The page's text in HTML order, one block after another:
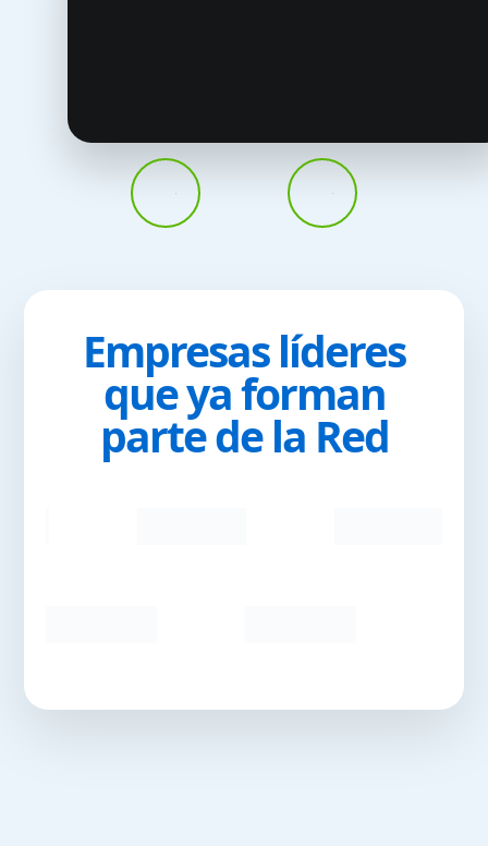
Empresas líderes
que ya forman
parte de la Red